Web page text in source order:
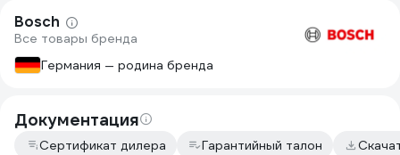
Bosch
Все товары бренда
Германия — родина бренда
Документация
Сертификат дилера Гарантийный талон